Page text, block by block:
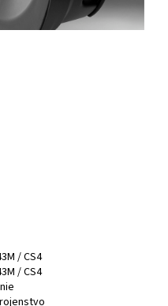
/ CS4
/ CS4